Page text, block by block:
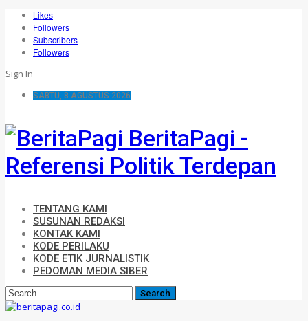
Likes
Followers
Subscribers
Followers
Sign In
SABTU, 8 AGUSTUS 2026
BeritaPagi -
Referensi Politik Terdepan
TENTANG KAMI
SUSUNAN REDAKSI
KONTAK KAMI
KODE PERILAKU
KODE ETIK JURNALISTIK
PEDOMAN MEDIA SIBER